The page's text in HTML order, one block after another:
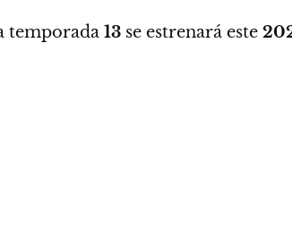
temporada 13 se estrenará este